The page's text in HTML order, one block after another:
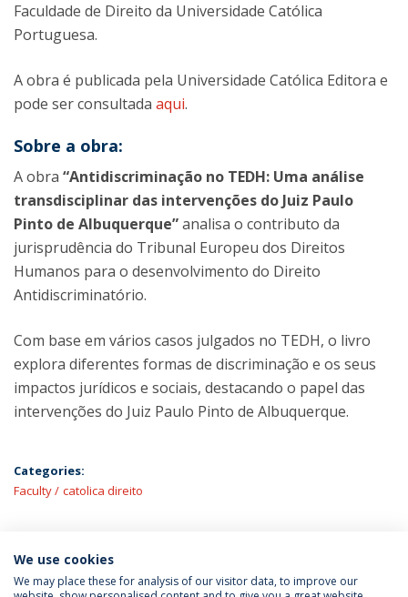
Faculdade de Direito da Universidade Católica
Portuguesa.
A obra é publicada pela Universidade Católica Editora e
pode ser consultada aqui.
Sobre a obra:
A obra “Antidiscriminação no TEDH: Uma análise
transdisciplinar das intervenções do Juiz Paulo
Pinto de Albuquerque”analisa o contributo da
jurisprudência do Tribunal Europeu dos Direitos
Humanos para o desenvolvimento do Direito
Antidiscriminatório.
Com base em vários casos julgados no TEDH, o livro
explora diferentes formas de discriminação e os seus
impactos jurídicos e sociais, destacando o papel das
intervenções do Juiz Paulo Pinto de Albuquerque.
Categories:
Faculty
catolica direito
LATEST NEWS
We use cookies
We may place these for analysis of our visitor data, to improve our